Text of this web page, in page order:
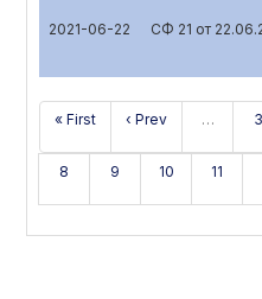
2021-06-22 СФ 21 от
« First ‹ Prev … 3
8 9 10 11